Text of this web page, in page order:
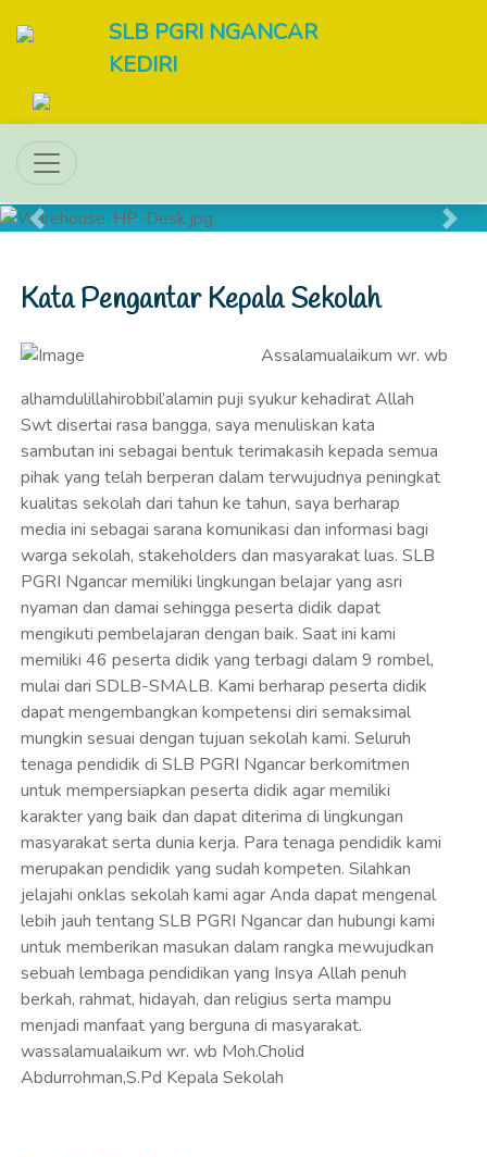
SLB PGRI NGANCAR
KEDIRI
Previous Next
Kata Pengantar Kepala Sekolah
Assalamualaikum wr. wb
alhamdulillahirobbil’alamin puji syukur kehadirat Allah
Swt disertai rasa bangga, saya menuliskan kata
sambutan ini sebagai bentuk terimakasih kepada semua
pihak yang telah berperan dalam terwujudnya peningkat
kualitas sekolah dari tahun ke tahun, saya berharap
media ini sebagai sarana komunikasi dan informasi bagi
warga sekolah, stakeholders dan masyarakat luas. SLB
PGRI Ngancar memiliki lingkungan belajar yang asri
nyaman dan damai sehingga peserta didik dapat
mengikuti pembelajaran dengan baik. Saat ini kami
memiliki 46 peserta didik yang terbagi dalam 9 rombel,
mulai dari SDLB-SMALB. Kami berharap peserta didik
dapat mengembangkan kompetensi diri semaksimal
mungkin sesuai dengan tujuan sekolah kami. Seluruh
tenaga pendidik di SLB PGRI Ngancar berkomitmen
untuk mempersiapkan peserta didik agar memiliki
karakter yang baik dan dapat diterima di lingkungan
masyarakat serta dunia kerja. Para tenaga pendidik kami
merupakan pendidik yang sudah kompeten. Silahkan
jelajahi onklas sekolah kami agar Anda dapat mengenal
lebih jauh tentang SLB PGRI Ngancar dan hubungi kami
untuk memberikan masukan dalam rangka mewujudkan
sebuah lembaga pendidikan yang Insya Allah penuh
berkah, rahmat, hidayah, dan religius serta mampu
menjadi manfaat yang berguna di masyarakat.
wassalamualaikum wr. wb Moh.Cholid
Abdurrohman,S.Pd Kepala Sekolah